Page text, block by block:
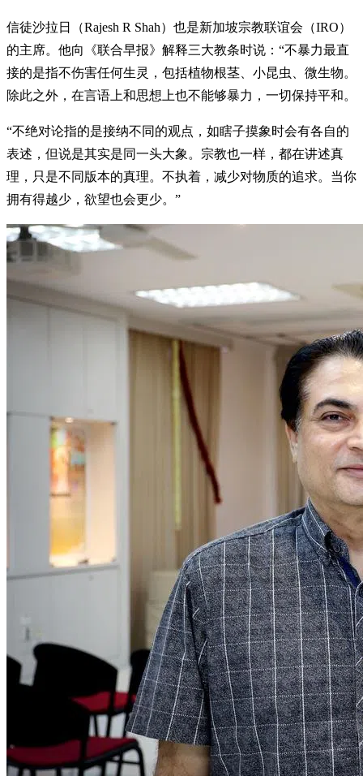
信徒沙拉日（Rajesh R Shah）也是新加坡宗教联谊会（IRO）
的主席。他向《联合早报》解释三大教条时说：“不暴力最直
接的是指不伤害任何生灵，包括植物根茎、小昆虫、微生物。
除此之外，在言语上和思想上也不能够暴力，一切保持平和。
“不绝对论指的是接纳不同的观点，如瞎子摸象时会有各自的
表述，但说是其实是同一头大象。宗教也一样，都在讲述真
理，只是不同版本的真理。不执着，减少对物质的追求。当你
拥有得越少，欲望也会更少。”